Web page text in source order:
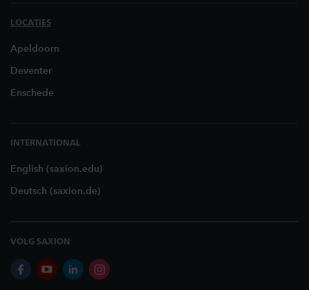
LOCATIES
Apeldoorn
Deventer
Enschede
INTERNATIONAL
English (saxion.edu)
Deutsch (saxion.de)
VOLG SAXION
facebookyoutubelinkedininstagram